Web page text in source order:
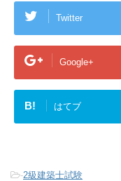
Twitter
Google+
B! はてブ
-2級建築士試験